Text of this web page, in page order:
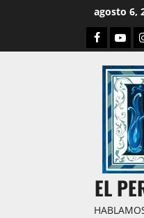
agosto 6,
Facebook
EL